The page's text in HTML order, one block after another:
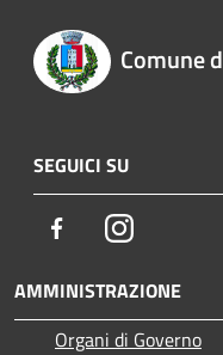
Comune
SEGUICI SU
FacebookInstagram
AMMINISTRAZIONE
Organi di Governo